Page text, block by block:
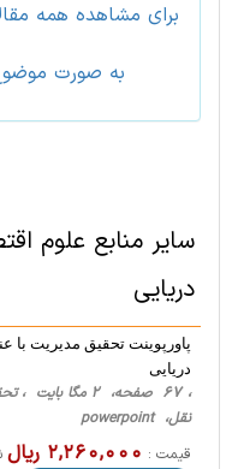
برای مشاهده همه
به صورت
سایر منابع علوم
دریایی
پاورپوینت تحقیق مدیریت
دريايی
، 67 صفحه، 2 مگا
نقل، powerpoint
قیمت : 2,260,000 ریال